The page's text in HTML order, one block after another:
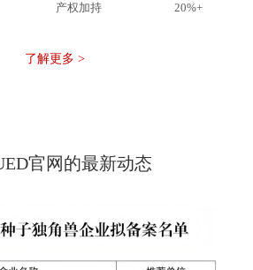
产权加持
20%+
了解更多 >
官网的最新动态